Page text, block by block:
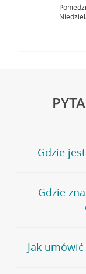
Gdzie
Jeśli szukasz
stronęPlacówki i
wygodna
oddziałów
Gdzie
Bank Credit
telefonu do
Jak